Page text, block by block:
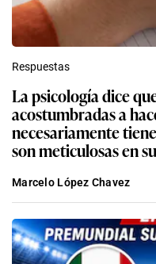
Respuestas
La psicología dice
acostumbradas a
necesariamente
son meticulosas en
Marcelo López Chavez